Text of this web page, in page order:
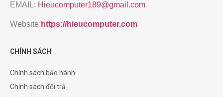
EMAIL: Hieucomputer189@gmail.com
Website: https://hieucomputer.com
CHÍNH SÁCH
Chính sách bảo hành
Chính sách đổi trả